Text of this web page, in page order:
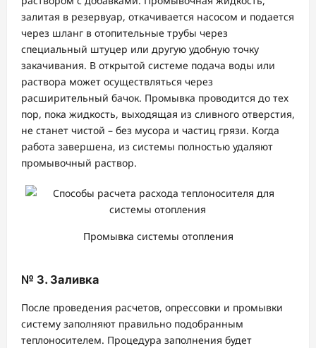
залитая в резервуар, откачивается насосом и подается
через шланг в отопительные трубы через
специальный штуцер или другую удобную точку
закачивания. В открытой системе подача воды или
раствора может осуществляться через
расширительный бачок. Промывка проводится до тех
пор, пока жидкость, выходящая из сливного отверстия,
не станет чистой – без мусора и частиц грязи. Когда
работа завершена, из системы полностью удаляют
промывочный раствор.
Промывка системы отопления
№ 3. Заливка
После проведения расчетов, опрессовки и промывки
систему заполняют правильно подобранным
теплоносителем. Процедура заполнения будет